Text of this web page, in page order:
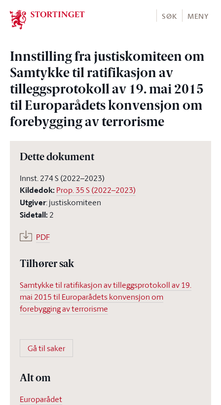
Stortinget.no
SØK MENY
Innstilling fra justiskomiteen om
Samtykke til ratifikasjon av
tilleggsprotokoll av 19. mai 2015
til Europarådets konvensjon om
forebygging av terrorisme
Dette dokument
Innst. 274 S (2022–2023)
Kildedok: Prop. 35 S (2022–2023)
Utgiver:justiskomiteen
Sidetall: 2
PDF
Tilhører sak
Samtykke til ratifikasjon av tilleggsprotokoll av 19.
mai 2015 til Europarådets konvensjon om
forebygging av terrorisme
Gå til saker
Alt om
Europarådet